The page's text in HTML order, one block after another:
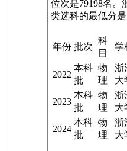
位次是79198名。
类选科的最低分是
年份 批次
科
目
学
2022
本科
批
物
理
浙
大
2023
本科
批
物
理
浙
大
2024
本科
批
物
理
浙
大